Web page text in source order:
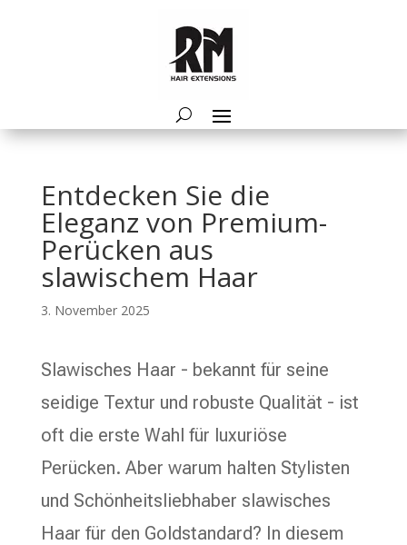
Entdecken Sie die
Eleganz von Premium-
Perücken aus
slawischem Haar
3. November 2025
Slawisches Haar - bekannt für seine
seidige Textur und robuste Qualität - ist
oft die erste Wahl für luxuriöse
Perücken. Aber warum halten Stylisten
und Schönheitsliebhaber slawisches
Haar für den Goldstandard? In diesem